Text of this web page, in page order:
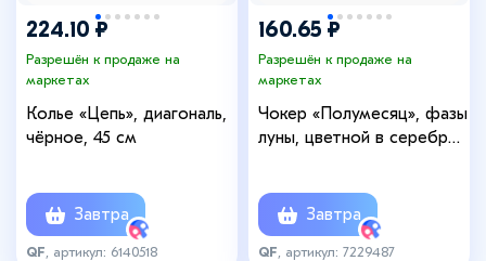
224.10 ₽
Разрешён к продаже на
маркетах
Колье «Цепь», диагональ,
чёрное, 45 см
Завтра
QF , артикул: 6140518
160.65 ₽
Разрешён к продаже на
маркетах
Чокер «Полумесяц», фазы
луны, цветной в серебре,
Завтра
QF , артикул: 7229487